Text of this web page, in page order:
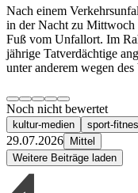
Nach einem
in der Nacht zu Mittwoch
Fuß vom Unfallort. Im
jährige Tatverdächtige
unter anderem wegen
Noch nicht bewertet
kultur-medien sport-
29.07.2026
Mittel
Weitere Beiträge laden